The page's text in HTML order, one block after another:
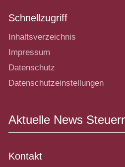
Schnellzugriff
Inhaltsverzeichnis
Impressum
Datenschutz
Datenschutzeinstellungen
Aktuelle News
Kontakt